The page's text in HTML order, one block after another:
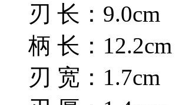
刃 长：9.0cm
柄 长：12.2cm
刃 宽：1.7cm